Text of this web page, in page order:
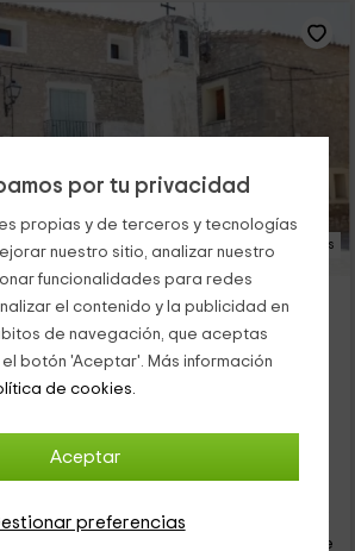
por tu privacidad
propias y de terceros y tecnologías
nuestro sitio, analizar nuestro
funcionalidades para redes
el contenido y la publicidad en
de navegación, que aceptas
botón 'Aceptar'. Más información
de cookies.
Aceptar
preferencias
23 Fotos
a 9.6km de Jaulin
Reservado 1 veces
persona y noche